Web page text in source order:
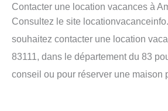
Contacter une location vacances à
Consultez le site
souhaitez contacter une location
83111, dans le département du 83
conseil ou pour réserver une maison